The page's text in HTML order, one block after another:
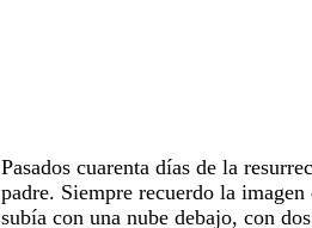
Pasados cuarenta días de la
padre. Siempre recuerdo la
subía con una nube debajo, con